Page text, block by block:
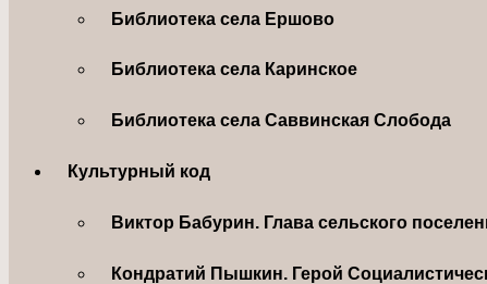
Библиотека села Ершово
Библиотека села Каринское
Библиотека села Саввинская Слобода
Культурный код
Виктор Бабурин. Глава сельского
Кондратий Пышкин. Герой